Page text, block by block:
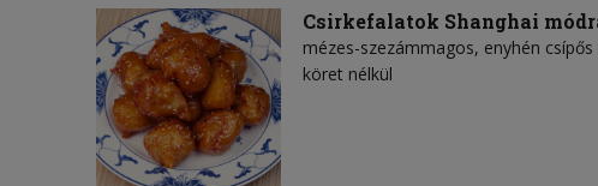
Csirkefalatok Shanghai
mézes-szezámmagos, enyhén
köret nélkül